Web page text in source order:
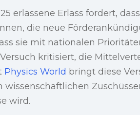
erlassene Erlass fordert,
die neue
sie mit nationalen
kritisiert, die
Physics World bringt diese
wissenschaftlichen
wird.